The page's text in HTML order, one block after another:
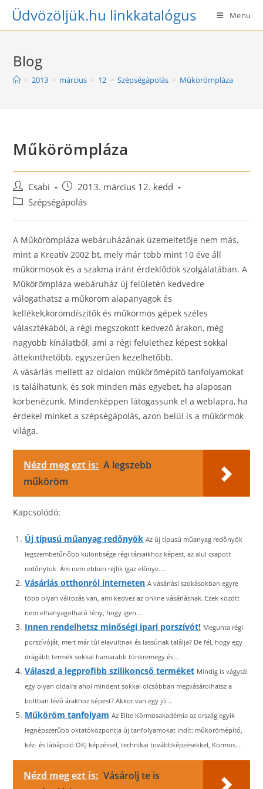
SkipÜdvözöljük.hu linkkatalógus Menu
Blog
> 2013 > március > 12 > Szépségápolás > Műkörömpláza
Műkörömpláza
Post
author:
Csabi
Post
published:
2013. március 12. kedd
PostSzépségápolás
A Műkörömpláza webáruházának üzemeltetője nem más,
mint a Kreatív 2002 bt, mely már több mint 10 éve áll
műkörmösök és a szakma iránt érdeklődök szolgálatában. A
Műkörömpláza webáruház új felületén kedvedre
válogathatsz a műköröm alapanyagok és
kellékek,körömdíszítők és műkörmös gépek széles
választékából, a régi megszokott kedvező árakon, még
nagyobb kínálatból, ami a régi felülethez képest sokkal
áttekinthetőbb, egyszerűen kezelhetőbb.
A vásárlás mellett az oldalon műkörömépítő tanfolyamokat
is találhatunk, és sok minden más egyebet, ha alaposan
körbenézünk. Mindenképpen látogassunk el a weblapra, ha
érdekel minket a szépségápolás, azon belül is a műkörmök
világa.
Nézd meg ezt is: A legszebb
műköröm
Kapcsolódó:
Új típusú műanyag redőnyök Az új típusú műanyag redőnyök
legszembetűnőbb különbsége régi társaikhoz képest, az alul csapott
redőnytok. Ám nem ebben rejlik igaz előnye....
Vásárlás otthonról interneten A vásárlási szokásokban egyre
több olyan változás van, ami kedvez az online vásárlásnak. Ezek között
nem elhanyagolható tény, hogy igen...
Innen rendelhetsz minőségi ipari porszívót! Megunta régi
porszívóját, mert már túl elavultnak és lassúnak találja? De fél, hogy egy
drágább termék sokkal hamarabb tönkremegy és...
Válaszd a legprofibb szilikoncső terméket Mindig is vágytál
egy olyan oldalra ahol mindent sokkal olcsóbban megvásárolhatsz a
boltban lévő árakhoz képest? Akkor van egy jó...
Műköröm tanfolyam Az Elite Körmösakadémia az ország egyik
legnépszerűbb oktatóközpontja új tanfolyamokat indít: műkörömépítő,
kéz- és lábápoló OKJ képzéssel, technikai továbbképzésekkel, Körmös...
Nézd meg ezt is: Vásárolj te is